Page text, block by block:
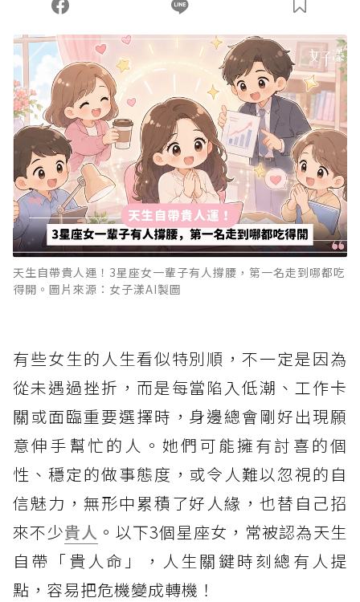
天生自帶貴人運！3星座女一輩子有人撐腰，第一名走到哪都吃
得開。圖片來源：女子漾AI製圖
有些女生的人生看似特別順，不一定是因為
從未遇過挫折，而是每當陷入低潮、工作卡
關或面臨重要選擇時，身邊總會剛好出現願
意伸手幫忙的人。她們可能擁有討喜的個
性、穩定的做事態度，或令人難以忽視的自
信魅力，無形中累積了好人緣，也替自己招
來不少貴人 。以下3個星座女，常被認為天生
自帶「貴人命」，人生關鍵時刻總有人提
點，容易把危機變成轉機！